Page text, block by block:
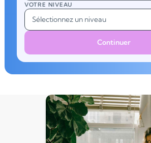
VOTRE NIVEAU
Sélectionnez un niveau
Continuer